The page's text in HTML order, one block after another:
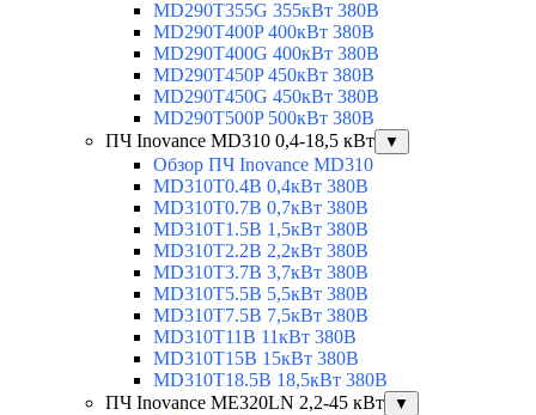
MD290T355G 355кВт 380В
MD290T400P 400кВт 380В
MD290T400G 400кВт 380В
MD290T450P 450кВт 380В
MD290T450G 450кВт 380В
MD290T500P 500кВт 380В
ПЧ Inovance MD310 0,4-18,5 кВт
▼
Обзор ПЧ Inovance MD310
MD310T0.4B 0,4кВт 380В
MD310T0.7B 0,7кВт 380В
MD310T1.5B 1,5кВт 380В
MD310T2.2B 2,2кВт 380В
MD310T3.7B 3,7кВт 380В
MD310T5.5B 5,5кВт 380В
MD310T7.5B 7,5кВт 380В
MD310T11B 11кВт 380В
MD310T15B 15кВт 380В
MD310T18.5B 18,5кВт 380В
ПЧ Inovance ME320LN 2,2-45 кВт
▼